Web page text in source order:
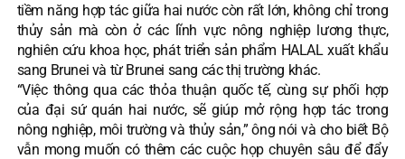
tiềm năng hợp tác giữa hai nước còn rất lớn, không chỉ trong
thủy sản mà còn ở các lĩnh vực nông nghiệp lương thực,
nghiên cứu khoa học, phát triển sản phẩm HALAL xuất khẩu
sang Brunei và từ Brunei sang các thị trường khác.
“Việc thông qua các thỏa thuận quốc tế, cùng sự phối hợp
của đại sứ quán hai nước, sẽ giúp mở rộng hợp tác trong
nông nghiệp, môi trường và thủy sản,” ông nói và cho biết Bộ
vẫn mong muốn có thêm các cuộc họp chuyên sâu để đẩy